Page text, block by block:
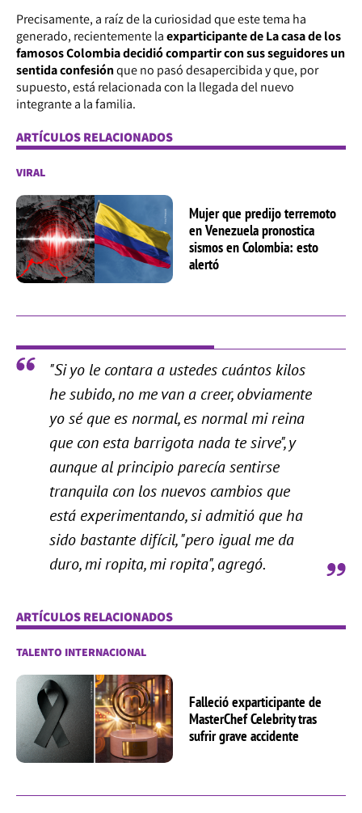
Precisamente, a raíz de la curiosidad que este tema ha
generado, recientemente laexparticipante de La casa de los
famosos Colombia decidió compartir con sus seguidores un
sentida confesiónque no pasó desapercibida y que, por
supuesto, está relacionada con la llegada del nuevo
integrante a la familia.
ARTÍCULOS RELACIONADOS
VIRAL
Mujer que predijo terremoto
en Venezuela pronostica
sismos en Colombia: esto
alertó
"Si yo le contara a ustedes cuántos kilos
he subido, no me van a creer, obviamente
yo sé que es normal, es normal mi reina
que con esta barrigota nada te sirve", y
aunque al principio parecía sentirse
tranquila con los nuevos cambios que
está experimentando, si admitió que ha
sido bastante difícil, "pero igual me da
duro, mi ropita, mi ropita", agregó.
ARTÍCULOS RELACIONADOS
TALENTO INTERNACIONAL
Falleció exparticipante de
MasterChef Celebrity tras
sufrir grave accidente